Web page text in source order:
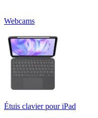
Webcams
Étuis clavier pour iPad